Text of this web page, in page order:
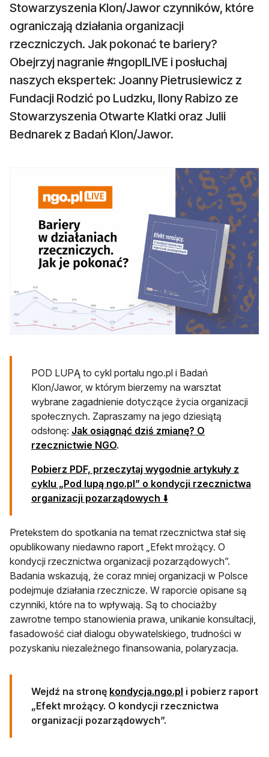
Stowarzyszenia Klon/Jawor czynników, które
ograniczają działania organizacji
rzeczniczych. Jak pokonać te bariery?
Obejrzyj nagranie #ngoplLIVE i posłuchaj
naszych ekspertek: Joanny Pietrusiewicz z
Fundacji Rodzić po Ludzku, Ilony Rabizo ze
Stowarzyszenia Otwarte Klatki oraz Julii
Bednarek z Badań Klon/Jawor.
POD LUPĄ to cykl portalu ngo.pl i Badań
Klon/Jawor, w którym bierzemy na warsztat
wybrane zagadnienie dotyczące życia organizacji
społecznych. Zapraszamy na jego dziesiątą
odsłonę: Jak osiągnąć dziś zmianę? O
rzecznictwie NGO.
Pobierz PDF, przeczytaj wygodnie artykuły z
cyklu „Pod lupą ngo.pl” o kondycji rzecznictwa
organizacji pozarządowych ⬇️otwiera się w nowej
Pretekstem do spotkania na temat rzecznictwa stał się
opublikowany niedawno raport „Efekt mrożący. O
kondycji rzecznictwa organizacji pozarządowych”.
Badania wskazują, że coraz mniej organizacji w Polsce
podejmuje działania rzecznicze. W raporcie opisane są
czynniki, które na to wpływają. Są to chociażby
zawrotne tempo stanowienia prawa, unikanie konsultacji,
fasadowość ciał dialogu obywatelskiego, trudności w
pozyskaniu niezależnego finansowania, polaryzacja.
Wejdź na stronę kondycja.ngo.pl otwiera się w
i pobierz raport
„Efekt mrożący. O kondycji rzecznictwa
organizacji pozarządowych”.